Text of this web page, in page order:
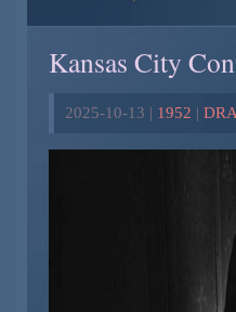
Kansas City
2025-10-13 | 1952 |